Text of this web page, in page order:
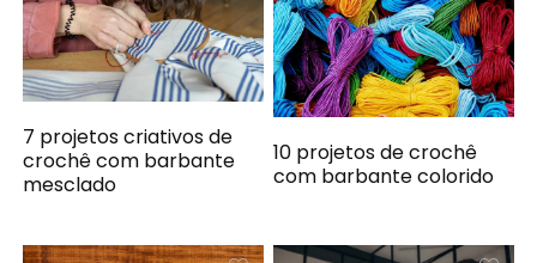
7 projetos criativos de
crochê com barbante
mesclado
10 projetos de crochê
com barbante colorido